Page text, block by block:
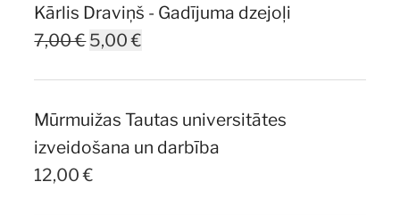
Kārlis Draviņš - Gadījuma dzejoļi
7,00€Original
7,00 €.
5,00€
5,00 €.
Mūrmuižas Tautas universitātes
izveidošana un darbība
12,00€